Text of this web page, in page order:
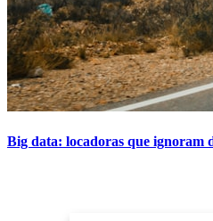
Big data: locadoras que ignoram